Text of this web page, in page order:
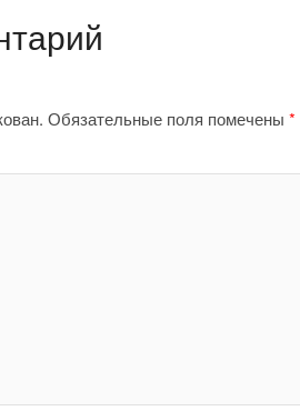
Обязательные поля помечены *